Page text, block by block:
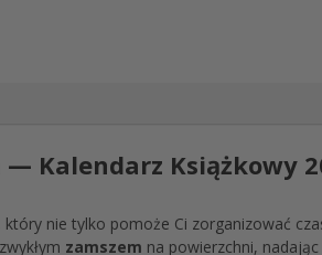
Kalendarz Książkowy
nie tylko pomoże Ci zorganizować
zamszem na powierzchni,